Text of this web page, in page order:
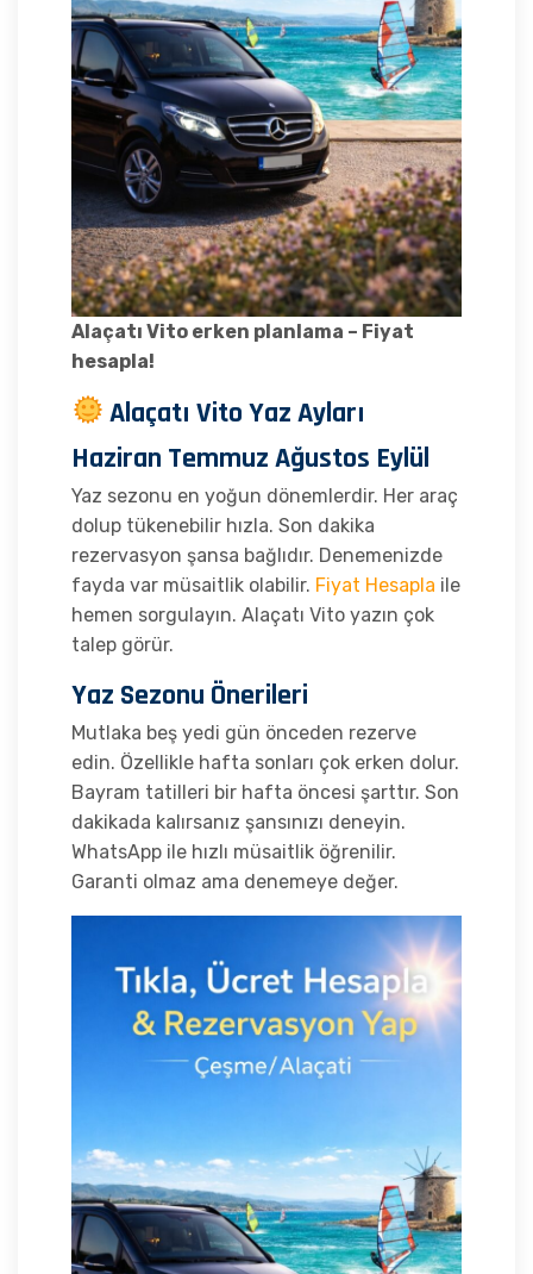
Alaçatı Vito erken planlama – Fiyat
hesapla!
Alaçatı Vito Yaz Ayları
Haziran Temmuz Ağustos Eylül
Yaz sezonu en yoğun dönemlerdir. Her araç
dolup tükenebilir hızla. Son dakika
rezervasyon şansa bağlıdır. Denemenizde
fayda var müsaitlik olabilir. Fiyat Hesapla ile
hemen sorgulayın. Alaçatı Vito yazın çok
talep görür.
Yaz Sezonu Önerileri
Mutlaka beş yedi gün önceden rezerve
edin. Özellikle hafta sonları çok erken dolur.
Bayram tatilleri bir hafta öncesi şarttır. Son
dakikada kalırsanız şansınızı deneyin.
WhatsApp ile hızlı müsaitlik öğrenilir.
Garanti olmaz ama denemeye değer.